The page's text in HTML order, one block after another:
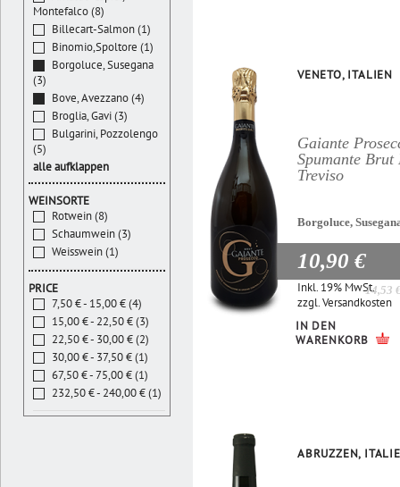
VENETO, ITALIEN
Gaiante
Spumante Brut
Treviso
Borgoluce,
10,90 €
14,53
Inkl. 19% MwSt.
zzgl.Versandkosten
IN DEN
WARENKORB
ABRUZZEN,
Montefalco (8)
Billecart-Salmon (1)
Binomio,Spoltore (1)
Borgoluce, Susegana
(3)
Bove, Avezzano (4)
Broglia, Gavi (3)
Bulgarini, Pozzolengo
(5)
alle aufklappen
WEINSORTE
Rotwein (8)
Schaumwein (3)
Weisswein (1)
PRICE
7,50 € - 15,00 € (4)
15,00 € - 22,50 € (3)
22,50 € - 30,00 € (2)
30,00 € - 37,50 € (1)
67,50 € - 75,00 € (1)
232,50 € - 240,00 € (1)